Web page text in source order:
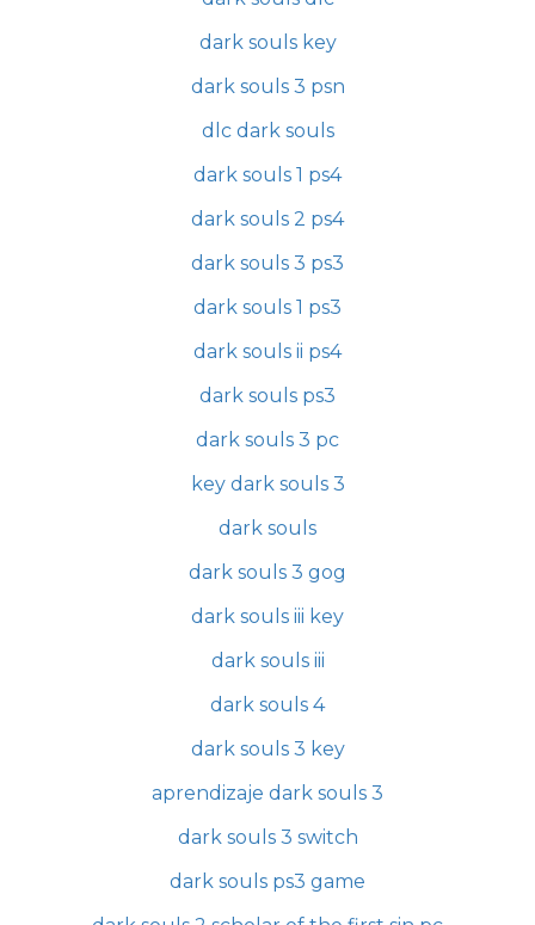
dark souls key
dark souls 3 psn
dlc dark souls
dark souls 1 ps4
dark souls 2 ps4
dark souls 3 ps3
dark souls 1 ps3
dark souls ii ps4
dark souls ps3
dark souls 3 pc
key dark souls 3
dark souls
dark souls 3 gog
dark souls iii key
dark souls iii
dark souls 4
dark souls 3 key
aprendizaje dark souls 3
dark souls 3 switch
dark souls ps3 game